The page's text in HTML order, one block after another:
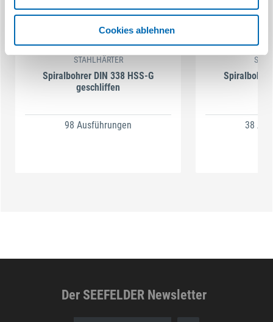
Cookies ablehnen
STAHLHÄRTER
Spiralbohrer DIN 338 HSS-G
geschliffen
98 Ausführungen 38
Der SEEFELDER Newsletter